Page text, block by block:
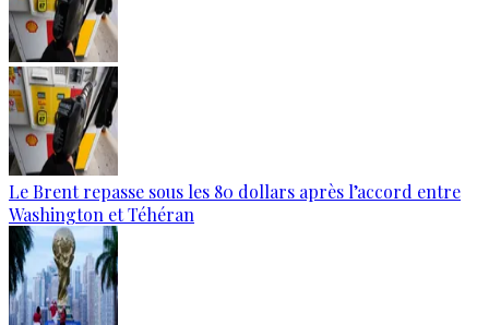
Le Brent repasse sous les 80 dollars après l’accord entre
Washington et Téhéran